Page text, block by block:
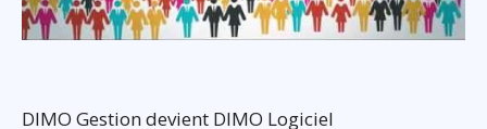
DIMO Gestion devient DIMO Logiciel